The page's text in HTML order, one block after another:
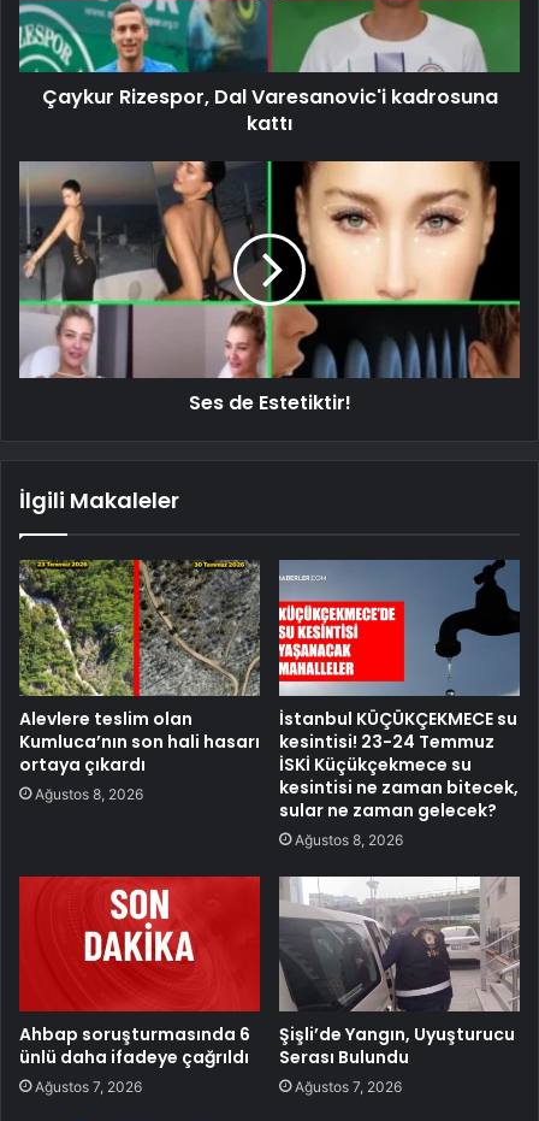
Çaykur Rizespor, Dal Varesanovic'i kadrosuna
kattı
Ses de Estetiktir!
İlgili Makaleler
Alevlere teslim olan
Kumluca’nın son hali hasarı
ortaya çıkardı
Ağustos 8, 2026
İstanbul KÜÇÜKÇEKMECE su
kesintisi! 23-24 Temmuz
İSKİ Küçükçekmece su
kesintisi ne zaman bitecek,
sular ne zaman gelecek?
Ağustos 8, 2026
Ahbap soruşturmasında 6
ünlü daha ifadeye çağrıldı
Ağustos 7, 2026
Şişli’de Yangın, Uyuşturucu
Serası Bulundu
Ağustos 7, 2026